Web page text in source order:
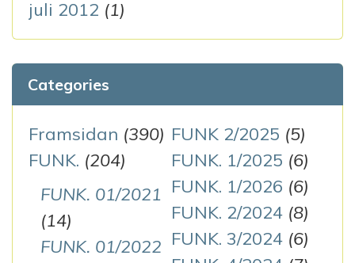
juli 2012 (1)
Categories
Framsidan (390) FUNK 2/2025 (5)
FUNK. (204)
FUNK. 01/2021
(14)
FUNK. 01/2022
FUNK. 1/2025 (6)
FUNK. 1/2026 (6)
FUNK. 2/2024 (8)
FUNK. 3/2024 (6)